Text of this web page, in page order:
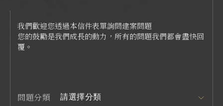
我們歡迎您透過本信件表單詢問建案問題
您的鼓勵是我們成長的動力，所有的問題我們都會盡快回
覆。
問題分類